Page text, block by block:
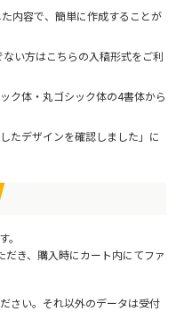
た内容で、簡単に作成することが
い方はこちらの入稿形式をご利
ク体・丸ゴシック体の4書体から
たデザインを確認しました」に
き、購入時にカート内にてファ
さい。それ以外のデータは受付